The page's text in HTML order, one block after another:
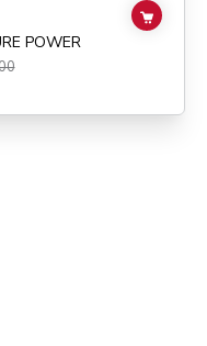
POWER
ADD